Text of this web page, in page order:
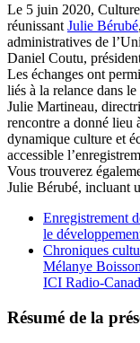
Le 5 juin 2020,
réunissant Julie Bérubé,
administratives de
Daniel Coutu,
Les échanges ont
liés à la relance dans
Julie Martineau,
rencontre a donné lieu
dynamique culture et
accessible
Vous trouverez
Julie Bérubé, incluant
Enregistrement
le
Chroniques
Mélanye
ICI Radio-
Résumé de la